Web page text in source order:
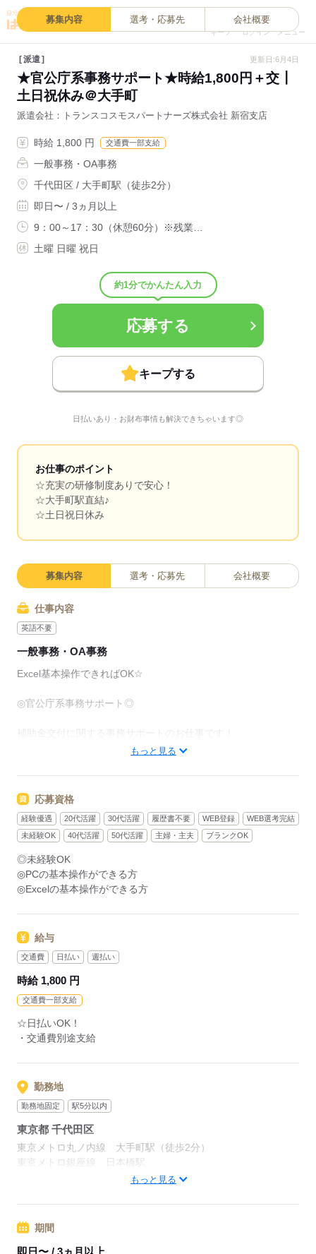
キープ ログイン メニュー
募集内容 選考・応募先 会社概要
派遣 更新日:6月4日
★官公庁系事務サポート★時給1,800円＋交┃
土日祝休み＠大手町
派遣会社 トランスコスモスパートナーズ株式会社 新宿支店
時給 1,800 円 交通費一部支給
一般事務・OA事務
千代田区 / 大手町駅（徒歩2分）
即日〜 / 3ヵ月以上
9：00～17：30（休憩60分）※残業…
土曜 日曜 祝日
約1分でかんたん入力
応募する
キープする
日払いあり・お財布事情も解決できちゃいます◎
お仕事のポイント
☆充実の研修制度ありで安心！
☆大手町駅直結♪
☆土日祝日休み
募集内容 選考・応募先 会社概要
仕事内容
英語不要
一般事務・OA事務
Excel基本操作できればOK☆
◎官公庁系事務サポート◎
補助金交付に関する事務サポートのお仕事です！
補助金が適切に執行されているかを確認する
＜具体的には…＞
・実地検査前の情報収集、資料の読み込み、論点整理
・調査方針の検討補助、調査観点の整理、質問内容の検討
・方針書、調査資料、報告書等の作成
・事業者対応（電話、メール等での連絡、資料依頼）
「難しそう…」って思われがちですが、心配いりません！
＊オフィスカジュアルでOK！
女性が多く活躍中の明るいオフィスです。
もっと見る
応募資格
経験優遇 20代活躍 30代活躍 履歴書不要 WEB登録
WEB選考完結
未経験OK
40代活躍 50代活躍 主婦・主夫 ブランクOK
◎未経験OK
◎PCの基本操作ができる方
◎Excelの基本操作ができる方
給与
交通費 日払い 週払い
時給 1,800 円
交通費一部支給
☆日払いOK！
・交通費別途支給
勤務地
勤務地固定 駅5分以内
東京都 千代田区
東京メトロ丸ノ内線 大手町駅（徒歩2分）
東京メトロ銀座線 日本橋駅
もっと見る
期間
即日〜 / 3ヵ月以上